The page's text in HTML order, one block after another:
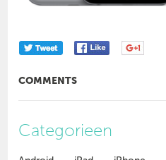
COMMENTS
Categorieen